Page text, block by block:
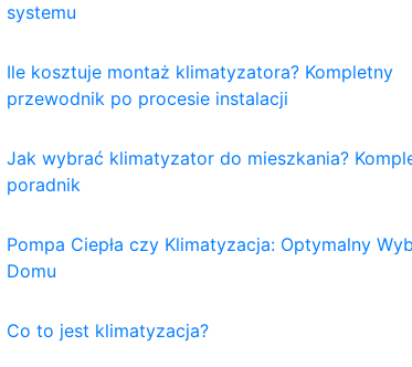
systemu
Ile kosztuje montaż klimatyzatora? Kompletny
przewodnik po procesie instalacji
Jak wybrać klimatyzator do mieszkania?
poradnik
Pompa Ciepła czy Klimatyzacja: Optymalny
Domu
Co to jest klimatyzacja?